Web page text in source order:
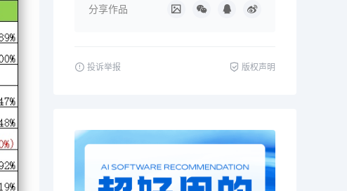
分享作品
投诉举报 版权声明